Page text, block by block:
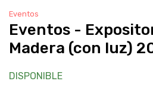
Eventos
Eventos -
Madera (con luz)
DISPONIBLE